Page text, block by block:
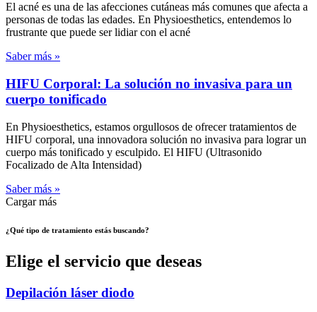
El acné es una de las afecciones cutáneas más comunes que afecta a
personas de todas las edades. En Physioesthetics, entendemos lo
frustrante que puede ser lidiar con el acné
Saber más »
HIFU Corporal: La solución no invasiva para un
cuerpo tonificado
En Physioesthetics, estamos orgullosos de ofrecer tratamientos de
HIFU corporal, una innovadora solución no invasiva para lograr un
cuerpo más tonificado y esculpido. El HIFU (Ultrasonido
Focalizado de Alta Intensidad)
Saber más »
Cargar más
¿Qué tipo de tratamiento estás buscando?
Elige el servicio que deseas
Depilación láser diodo